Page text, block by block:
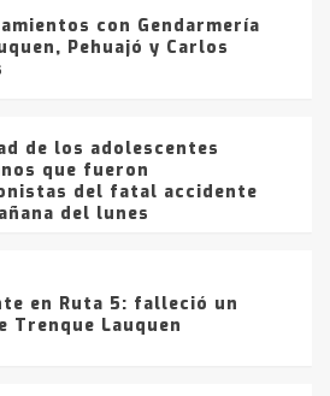
con Gendarmería
Pehuajó y Carlos
de los adolescentes
que fueron
del fatal accidente
del lunes
en Ruta 5: falleció un
Trenque Lauquen